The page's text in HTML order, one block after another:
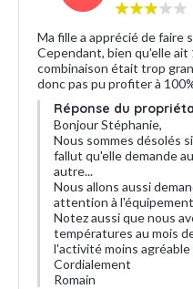
Ma fille a apprécié de faire
Cependant, bien qu'elle ait
combinaison était trop
donc pas pu profiter à
Réponse du
Bonjour Stéphanie,
Nous sommes désolés
fallut qu'elle demande
autre...
Nous allons aussi
attention à
Notez aussi que nous
températures au mois
l'activité moins
Cordialement
Romain